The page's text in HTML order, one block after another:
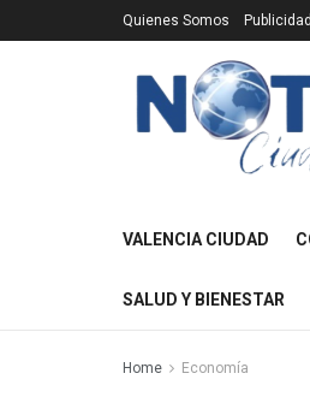
Quienes Somos Publicidad
VALENCIA CIUDAD
SALUD Y BIENESTAR
Home Economía